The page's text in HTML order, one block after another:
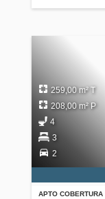
APTO COBERTURA
259,00 m² T
208,00 m² P
4
3
2